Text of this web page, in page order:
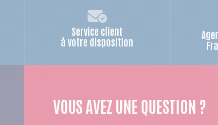
Service client
à votre disposition
VOUS AVEZ UNE QUESTION ?